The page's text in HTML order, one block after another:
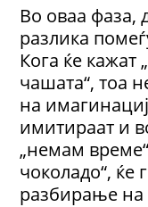
Во оваа фаза,
разлика
Кога ќе кажат
чашата“, тоа
на
имитираат и
„немам
чоколадо“, ќе
разбирање на